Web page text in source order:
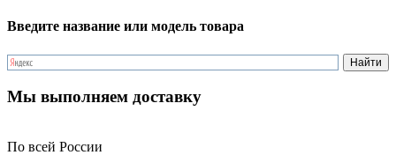
Введите название или модель товара
Мы выполняем доставку
По всей России